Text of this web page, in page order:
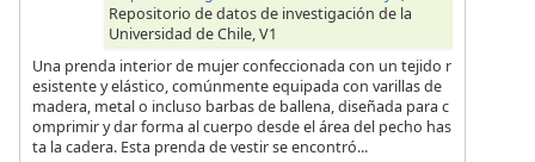
Repositorio de datos de investigación de la
Universidad de Chile, V1
Una prenda interior de mujer confeccionada con un tejido r
esistente y elástico, comúnmente equipada con varillas de
madera, metal o incluso barbas de ballena, diseñada para c
omprimir y dar forma al cuerpo desde el área del pecho has
ta la cadera. Esta prenda de vestir se encontró...